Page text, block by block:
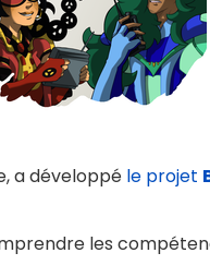
a développé le projet
les